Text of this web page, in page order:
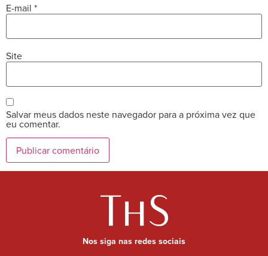
E-mail *
Site
Salvar meus dados neste navegador para a próxima vez que
eu comentar.
Nos siga nas redes sociais